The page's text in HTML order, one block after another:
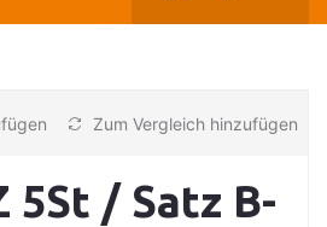
Zum Vergleich hinzufügen
/ Satz B-